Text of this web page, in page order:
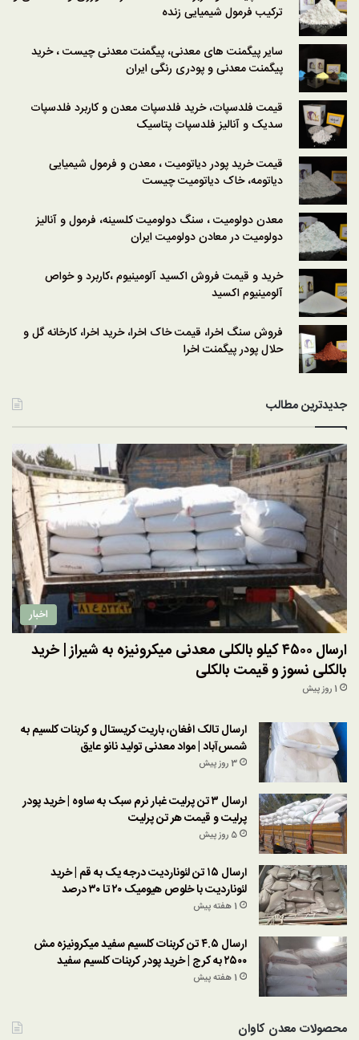
ترکیب فرمول شیمیایی زنده
سایر پیگمنت های معدنی، پیگمنت معدنی چیست ، خرید
پیگمنت معدنی و پودری رنگی ایران
قیمت فلدسپات، خرید فلدسپات معدن و کاربرد فلدسپات
سدیک و آنالیز فلدسپات پتاسیک
قیمت خرید پودر دیاتومیت ، معدن و فرمول شیمیایی
دیاتومه، خاک دیاتومیت چیست
معدن دولومیت ، سنگ دولومیت کلسینه، فرمول و آنالیز
دولومیت در معادن دولومیت ایران
خرید و قیمت فروش اکسید آلومینیوم ،کاربرد و خواص
آلومینیوم اکسید
فروش سنگ اخرا، قیمت خاک اخرا، خرید اخرا، کارخانه گل و
حلال پودر پیگمنت اخرا
جدیدترین مطالب
اخبار
ارسال ۴۵۰۰ کیلو بالکلی معدنی میکرونیزه به شیراز | خرید
بالکلی نسوز و قیمت بالکلی
1 روز پیش
ارسال تالک افغان، باریت کریستال و کربنات کلسیم به
شمس‌آباد | مواد معدنی تولید نانو عایق
3 روز پیش
ارسال ۳ تن پرلیت غبار نرم سبک به ساوه | خرید پودر
پرلیت و قیمت هر تن پرلیت
5 روز پیش
ارسال ۱۵ تن لئوناردیت درجه یک به قم | خرید
لئوناردیت با خلوص هیومیک ۲۰ تا ۳۰ درصد
1 هفته پیش
ارسال ۴.۵ تن کربنات کلسیم سفید میکرونیزه مش
۲۵۰۰ به کرج | خرید پودر کربنات کلسیم سفید
1 هفته پیش
محصولات معدن کاوان